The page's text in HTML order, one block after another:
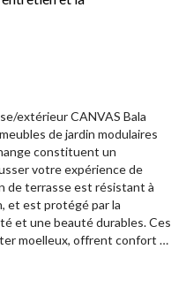
extérieur CANVAS Bala
de jardin modulaires
constituent un
votre expérience de
de terrasse est résistant à
et est protégé par la
et une beauté durables. Ces
moelleux, offrent confort et
de dossier, 2 coussins